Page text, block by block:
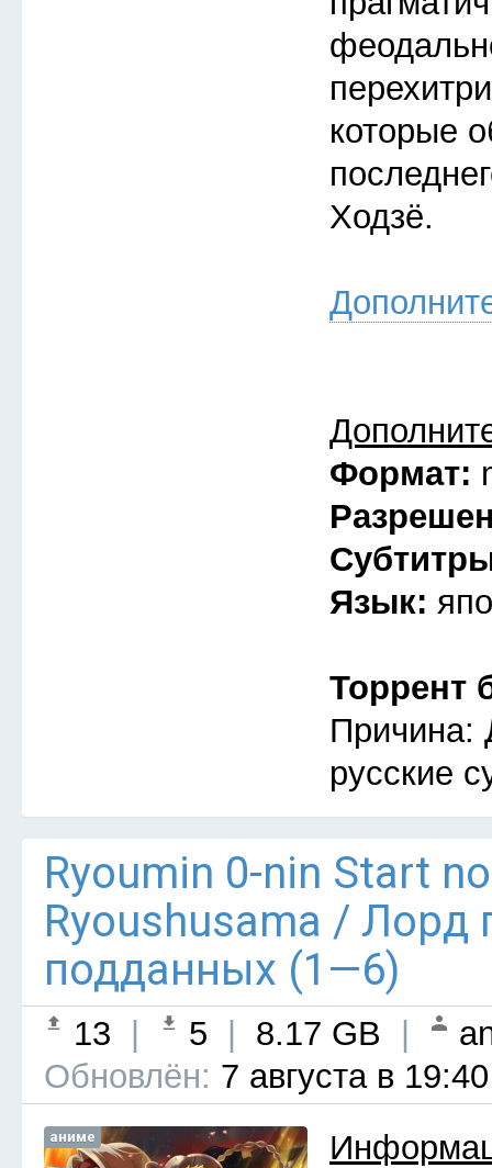
которые
Ходзё.
Формат:
Язык:
Торрент
Причина:
русские
Ryoumin 0-nin Start
Ryoushusama / Лорд
подданных (1—6)
13 5 8.17 GB
Обновлён: 7 августа в 19:40
аниме